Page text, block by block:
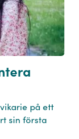
på ett
sin första